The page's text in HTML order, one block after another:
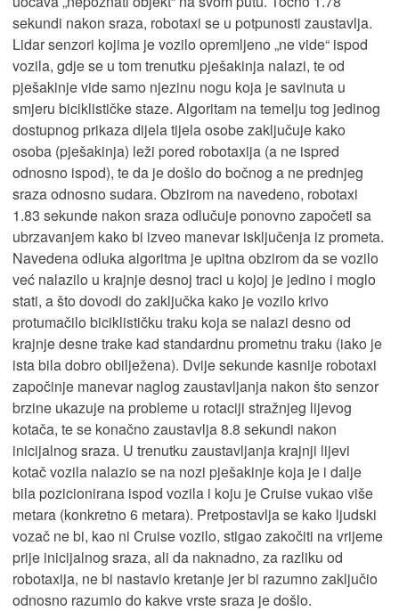
sekundi nakon sraza, robotaxi se u potpunosti zaustavlja.
Lidar senzori kojima je vozilo opremljeno „ne vide“ ispod
vozila, gdje se u tom trenutku pješakinja nalazi, te od
pješakinje vide samo njezinu nogu koja je savinuta u
smjeru biciklističke staze. Algoritam na temelju tog jedinog
dostupnog prikaza dijela tijela osobe zaključuje kako
osoba (pješakinja) leži pored robotaxija (a ne ispred
odnosno ispod), te da je došlo do bočnog a ne prednjeg
sraza odnosno sudara. Obzirom na navedeno, robotaxi
1.83 sekunde nakon sraza odlučuje ponovno započeti sa
ubrzavanjem kako bi izveo manevar isključenja iz prometa.
Navedena odluka algoritma je upitna obzirom da se vozilo
već nalazilo u krajnje desnoj traci u kojoj je jedino i moglo
stati, a što dovodi do zaključka kako je vozilo krivo
protumačilo biciklističku traku koja se nalazi desno od
krajnje desne trake kad standardnu prometnu traku (iako je
ista bila dobro obilježena). Dvije sekunde kasnije robotaxi
započinje manevar naglog zaustavljanja nakon što senzor
brzine ukazuje na probleme u rotaciji stražnjeg lijevog
kotača, te se konačno zaustavlja 8.8 sekundi nakon
inicijalnog sraza. U trenutku zaustavljanja krajnji lijevi
kotač vozila nalazio se na nozi pješakinje koja je i dalje
bila pozicionirana ispod vozila i koju je Cruise vukao više
metara (konkretno 6 metara). Pretpostavlja se kako ljudski
vozač ne bi, kao ni Cruise vozilo, stigao zakočiti na vrijeme
prije inicijalnog sraza, ali da naknadno, za razliku od
robotaxija, ne bi nastavio kretanje jer bi razumno zaključio
odnosno razumio do kakve vrste sraza je došlo.